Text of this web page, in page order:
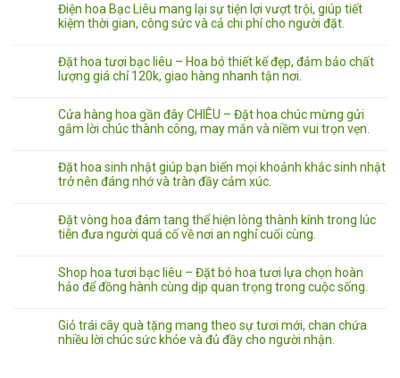
Điện hoa Bạc Liêu mang lại sự tiện lợi vượt trội, giúp tiết
kiệm thời gian, công sức và cả chi phí cho người đặt.
Đặt hoa tươi bạc liêu – Hoa bó thiết kế đẹp, đảm bảo chất
lượng giá chỉ 120k, giao hàng nhanh tận nơi.
Cửa hàng hoa gần đây CHIÊU – Đặt hoa chúc mừng gửi
gắm lời chúc thành công, may mắn và niềm vui trọn vẹn.
Đặt hoa sinh nhật giúp bạn biến mọi khoảnh khắc sinh nhật
trở nên đáng nhớ và tràn đầy cảm xúc.
Đặt vòng hoa đám tang thể hiện lòng thành kính trong lúc
tiễn đưa người quá cố về nơi an nghỉ cuối cùng.
Shop hoa tươi bạc liêu – Đặt bó hoa tươi lựa chọn hoàn
hảo để đồng hành cùng dịp quan trọng trong cuộc sống.
Giỏ trái cây quà tặng mang theo sự tươi mới, chan chứa
nhiều lời chúc sức khỏe và đủ đầy cho người nhận.